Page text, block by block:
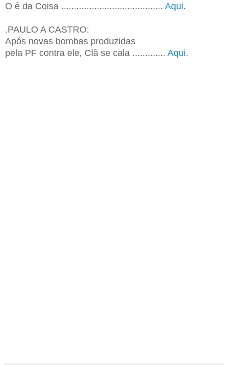
O é da Coisa ........................................ Aqui.
.PAULO A CASTRO:
Após novas bombas produzidas
pela PF contra ele, Clã se cala ............. Aqui.